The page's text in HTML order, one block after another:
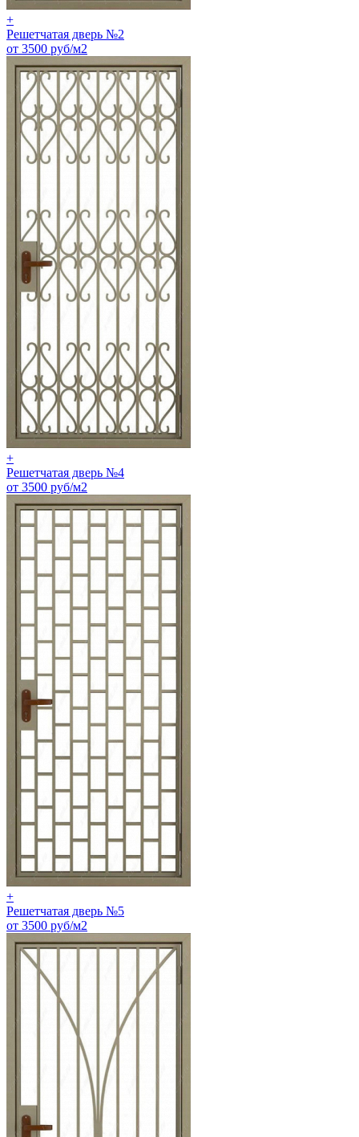
+
Решетчатая дверь №2
от 3500 руб/м2
+
Решетчатая дверь №4
от 3500 руб/м2
+
Решетчатая дверь №5
от 3500 руб/м2